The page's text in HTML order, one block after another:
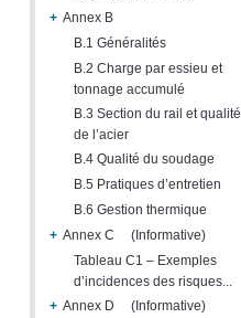
+ Annex B
B.1 Généralités
B.2 Charge par essieu et
tonnage accumulé
B.3 Section du rail et qualité
de l’acier
B.4 Qualité du soudage
B.5 Pratiques d’entretien
B.6 Gestion thermique
+ Annex C (Informative)
Tableau C1 – Exemples
d’incidences des risques...
+ Annex D (Informative)